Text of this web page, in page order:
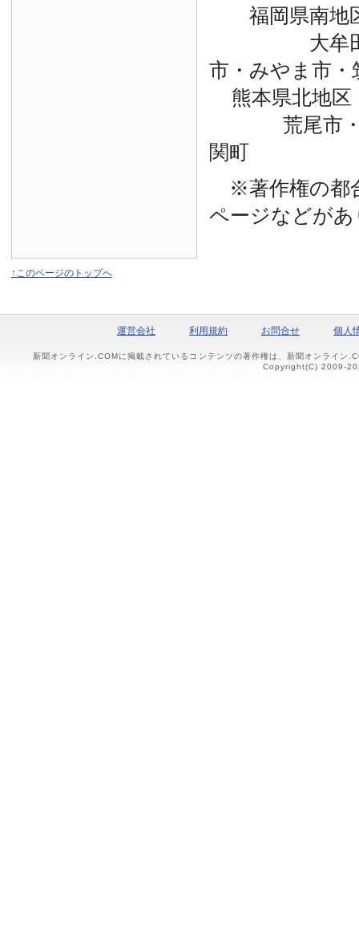
福岡県南地
大牟田市
市・みやま市・
熊本県北地区
荒尾市・玉
関町
※著作権の都
ページなどが
↑このページのトップへ
運営会社 利用規約 お問合せ 個人
新聞オンライン.COMに掲載されているコンテンツの著作権は、新聞オンライン
Copyright(C) 2009-